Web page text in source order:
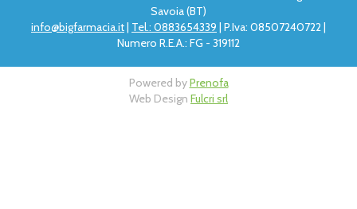
Savoia (BT)
info@bigfarmacia.it| Tel.: 0883654339 | P.Iva: 08507240722 |
Numero R.E.A.: FG - 319112
Powered byPrenofa
Web Design Fulcri srl